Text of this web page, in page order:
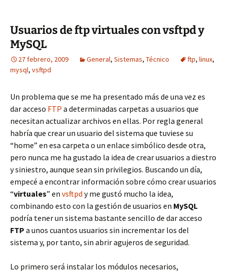
Usuarios de ftp virtuales con vsftpd y
MySQL
27 febrero, 2009 General, Sistemas, Técnico ftp, linux,
mysql, vsftpd
Un problema que se me ha presentado más de una vez es
dar acceso FTP a determinadas carpetas a usuarios que
necesitan actualizar archivos en ellas. Por regla general
habría que crear un usuario del sistema que tuviese su
“home” en esa carpeta o un enlace simbólico desde otra,
pero nunca me ha gustado la idea de crear usuarios a diestro
y siniestro, aunque sean sin privilegios. Buscando un día,
empecé a encontrar información sobre cómo crear usuarios
“virtuales” en vsftpd y me gustó mucho la idea,
combinando esto con la gestión de usuarios en MySQL
podría tener un sistema bastante sencillo de dar acceso
FTP a unos cuantos usuarios sin incrementar los del
sistema y, por tanto, sin abrir agujeros de seguridad.
Lo primero será instalar los módulos necesarios,